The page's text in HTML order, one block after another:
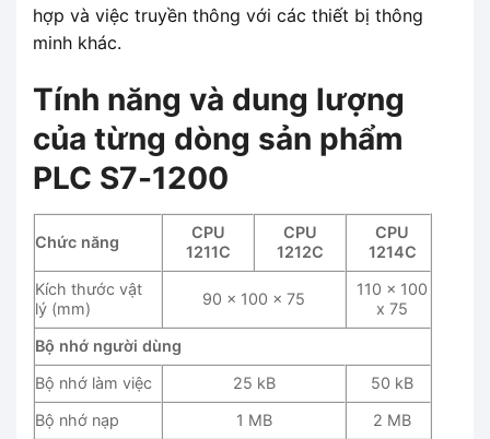
hợp và việc truyền thông với các thiết bị thông
minh khác.
Tính năng và dung lượng
của từng dòng sản phẩm
PLC S7-1200
Chức năng
CPU
1211C
CPU
1212C
CPU
1214C
Kích thước vật
lý (mm)
90 x 100 x 75
110 x 100
x 75
Bộ nhớ người dùng
Bộ nhớ làm việc
25 kB
50 kB
Bộ nhớ nạp
1 MB
2 MB